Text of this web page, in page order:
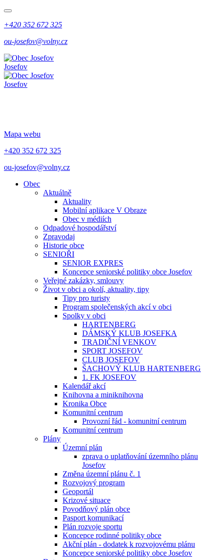
+420 352 672 325
ou-josefov@volny.cz
Josefov
Josefov
Mapa webu
+420 352 672 325
ou-josefov@volny.cz
Obec
Aktuálně
Aktuality
Mobilní aplikace V Obraze
Obec v médiích
Odpadové hospodářství
Zpravodaj
Historie obce
SENIOŘI
SENIOR EXPRES
Koncepce seniorské politiky obce Josefov
Veřejné zakázky, smlouvy
Život v obci a okolí, aktuality, tipy
Tipy pro turisty
Program společenských akcí v obci
Spolky v obci
HARTENBERG
DÁMSKÝ KLUB JOSEFKA
TRADIČNÍ VENKOV
SPORT JOSEFOV
CLUB JOSEFOV
ŠACHOVÝ KLUB HARTENBERG
1. FK JOSEFOV
Kalendář akcí
Knihovna a miniknihovna
Kronika Obce
Komunitní centrum
Provozní řád - komunitní centrum
Komunitní centrum
Plány
Územní plán
zprava o uplatňování územního plánu
Josefov
Změna územní plánu č. 1
Rozvojový program
Geoportál
Krizové situace
Povodňový plán obce
Pasport komunikací
Plán rozvoje sportu
Koncepce rodinné politiky obce
Akční plán - dodatek k rozvojovému plánu
Koncepce seniorské politiky obce Josefov